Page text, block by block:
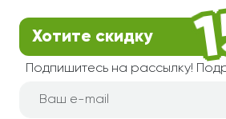
Хотите скидку
Подпишитесь на рассылку!